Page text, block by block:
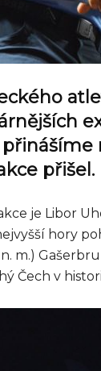
přišel.
je Libor
hory
m.)
Čech v